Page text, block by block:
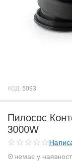
КОД: 5093
Пилосос
3000W
немає у